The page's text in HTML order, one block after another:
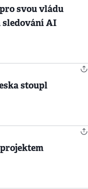
svou vládu
sledování AI
stoupl